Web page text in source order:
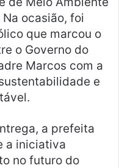
ocasião, foi
que marcou o
o Governo do
Marcos com a
e
a prefeita
a iniciativa
no futuro do